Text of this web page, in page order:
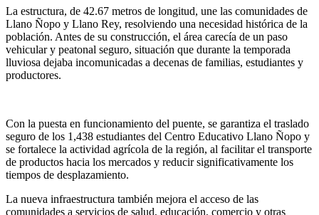
La estructura, de 42.67 metros de longitud, une las comunidades de
Llano Ñopo y Llano Rey, resolviendo una necesidad histórica de la
población. Antes de su construcción, el área carecía de un paso
vehicular y peatonal seguro, situación que durante la temporada
lluviosa dejaba incomunicadas a decenas de familias, estudiantes y
productores.
Con la puesta en funcionamiento del puente, se garantiza el traslado
seguro de los 1,438 estudiantes del Centro Educativo Llano Ñopo y
se fortalece la actividad agrícola de la región, al facilitar el transporte
de productos hacia los mercados y reducir significativamente los
tiempos de desplazamiento.
La nueva infraestructura también mejora el acceso de las
comunidades a servicios de salud, educación, comercio y otras